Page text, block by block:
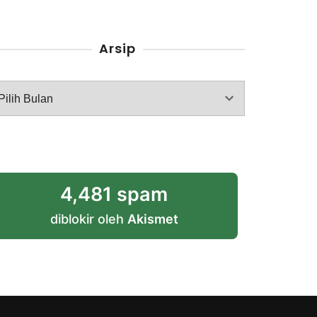
Arsip
4,481 spam
diblokir oleh Akismet